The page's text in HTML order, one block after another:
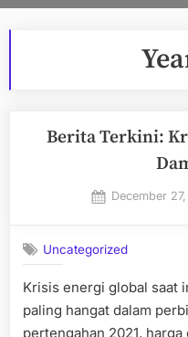
Berita Terkini:
Posted
December
Uncategorized
Krisis energi global saat
paling hangat dalam
pertengahan 2021,